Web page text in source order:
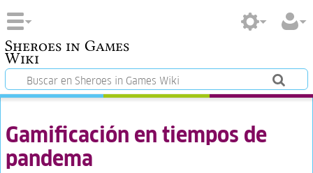
Sheroes in Games
Wiki
Gamificación en tiempos de
pandema